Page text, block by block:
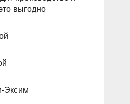
выгодно
Эксим